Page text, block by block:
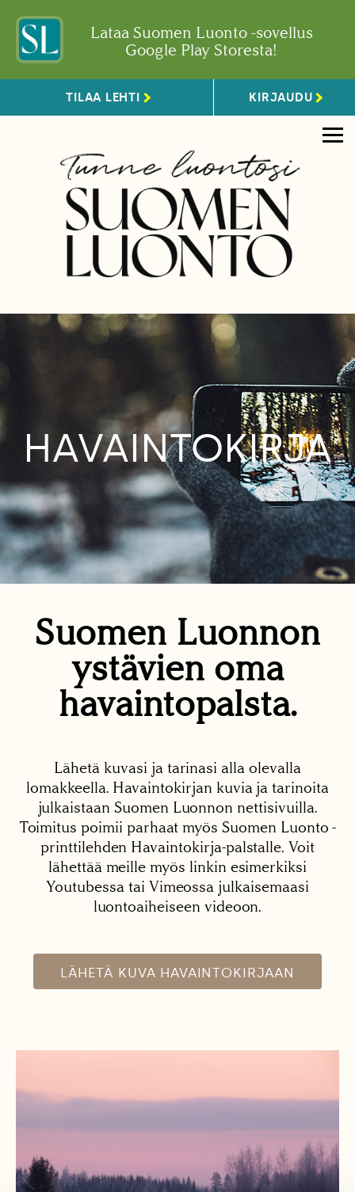
Lataa Suomen Luonto -sovellus
Google Play Storesta!
TILAA LEHTI KIRJAUDU
HAVAINTOKIRJA
Suomen Luonnon
ystävien oma
havaintopalsta.
Lähetä kuvasi ja tarinasi alla olevalla
lomakkeella. Havaintokirjan kuvia ja tarinoita
julkaistaan Suomen Luonnon nettisivuilla.
Toimitus poimii parhaat myös Suomen Luonto -
printtilehden Havaintokirja-palstalle. Voit
lähettää meille myös linkin esimerkiksi
Youtubessa tai Vimeossa julkaisemaasi
luontoaiheiseen videoon.
LÄHETÄ KUVA HAVAINTOKIRJAAN